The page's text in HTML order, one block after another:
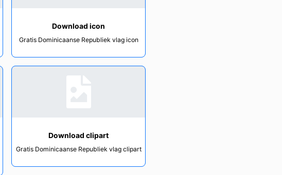
Download icon
Gratis Dominicaanse Republiek vlag icon
Download clipart
Gratis Dominicaanse Republiek vlag clipart